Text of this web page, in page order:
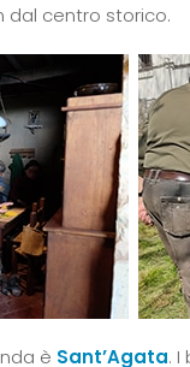
dal centro storico.
è Sant’Agata.